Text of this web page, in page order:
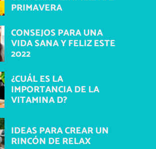
PRIMAVERA
CONSEJOS PARA UNA
VIDA SANA Y FELIZ ESTE
2022
¿CUÁL ES LA
IMPORTANCIA DE LA
VITAMINA D?
IDEAS PARA CREAR UN
RINCÓN DE RELAX